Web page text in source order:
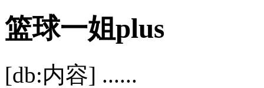
篮球一姐plus
[db:内容] ......